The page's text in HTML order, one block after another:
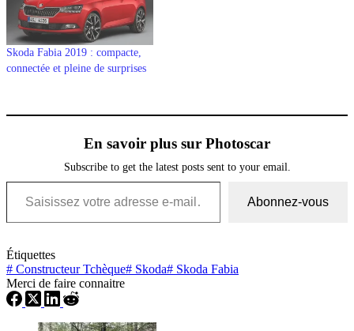
Skoda Fabia 2019 : compacte,
connectée et pleine de surprises
En savoir plus sur Photoscar
Subscribe to get the latest posts sent to your email.
Saisissez votre adresse e-mail…
Abonnez-vous
Étiquettes
# Constructeur Tchèque# Skoda# Skoda Fabia
Merci de faire connaitre